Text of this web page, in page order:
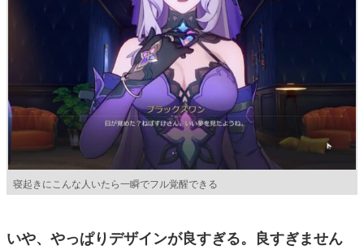
寝起きにこんな人いたら一瞬でフル覚醒できる
いや、やっぱりデザインが良すぎる。良すぎません